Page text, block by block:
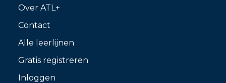
Over ATL+
Contact
Alle leerlijnen
Gratis registreren
Inloggen